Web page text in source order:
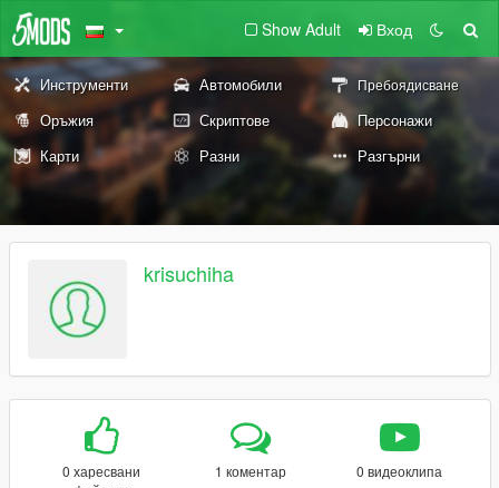
Show Adult Вход
Инструменти Автомобили Пребоядисване
Оръжия Скриптове
Персонажи
Карти
Разни Разгърни
krisuchiha
0 харесвани
1 коментар 0 видеоклипа